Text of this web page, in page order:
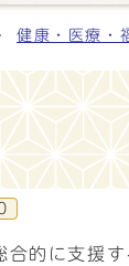
健康・医療・
合的に支援